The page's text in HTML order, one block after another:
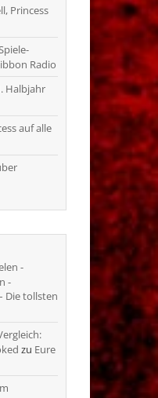
Princess
Radio
Halbjahr
auf alle
-
-
Die tollsten
zu Eure